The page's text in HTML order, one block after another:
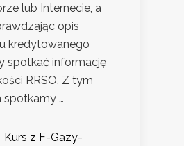
lub Internecie, a
opis
kredytowanego
spotkać informację
RRSO. Z tym
spotkamy …
Kurs z F-Gazy-